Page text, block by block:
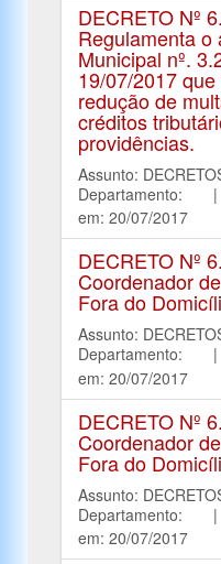
DECRETO Nº
Regulamenta o
Municipal nº.
19/07/2017
redução de
créditos
providências.
Assunto:
em: 20/07/2017
DECRETO Nº
Coordenador
Fora do
Assunto:
em: 20/07/2017
DECRETO Nº
Coordenador
Fora do
Assunto:
em: 20/07/2017